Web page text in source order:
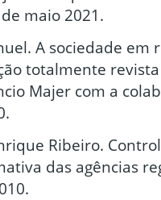
maio 2021.
A sociedade
totalmente
Majer com a
Ribeiro.
das agências